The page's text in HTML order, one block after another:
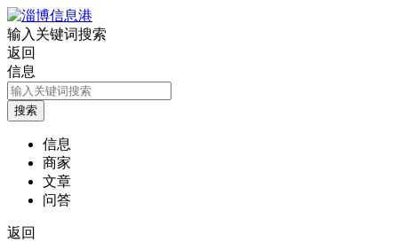
输入关键词搜索
返回
信息
信息
商家
文章
问答
返回